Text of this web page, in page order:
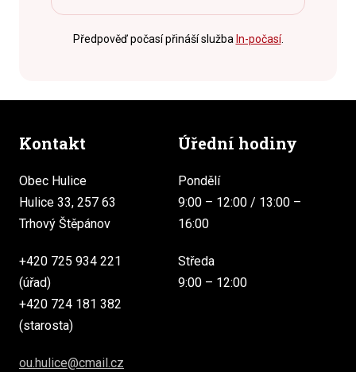
Předpověď počasí přináší služba In-počasí.
Kontakt
Obec Hulice
Hulice 33, 257 63
Trhový Štěpánov
+420 725 934 221
(úřad)
+420 724 181 382
(starosta)
ou.hulice@cmail.cz
Úřední hodiny
Pondělí
9:00 – 12:00 / 13:00 –
16:00
Středa
9:00 – 12:00